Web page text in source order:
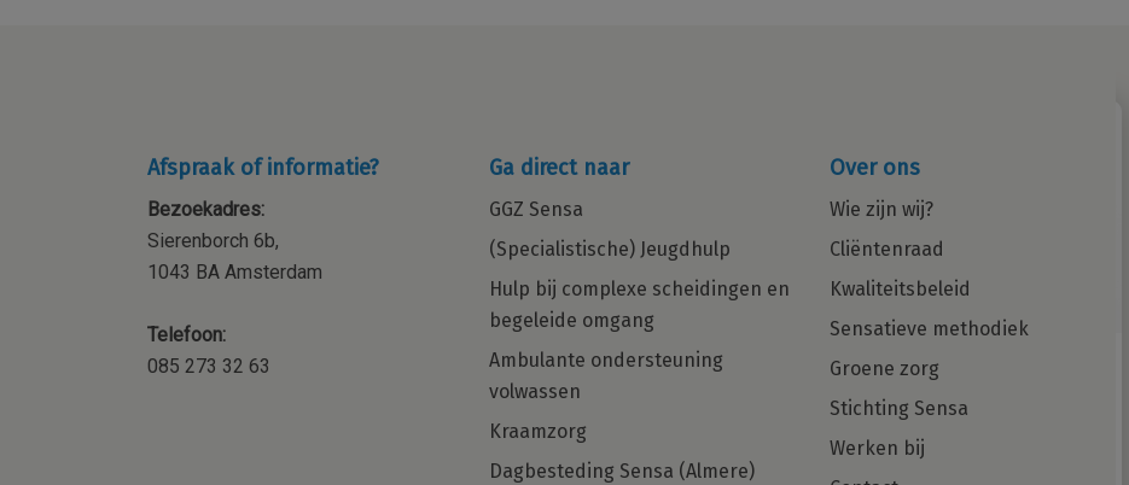
Kraamzorg – Kraamverzorgende in
de regio Amsterdam en omgeving
Word jij onze nieuwe collega voor de
met een zorgHART en net dat
beetje extra gezocht voor Regio
Ben jij die Basis Psycholoog met
Afspraak of informatie?
Bezoekadres:
Sierenborch 6b,
1043 BA Amsterdam
Telefoon:
085 273 32 63
Ga direct naar
GGZ Sensa
(Specialistische) Jeugdhulp
Hulp bij complexe scheidingen en
begeleide omgang
Ambulante ondersteuning
volwassen
Kraamzorg
Dagbesteding Sensa (Almere)
Over ons
Wie zijn wij?
Cliëntenraad
Kwaliteitsbeleid
Sensatieve methodiek
Groene zorg
Stichting Sensa
Werken bij